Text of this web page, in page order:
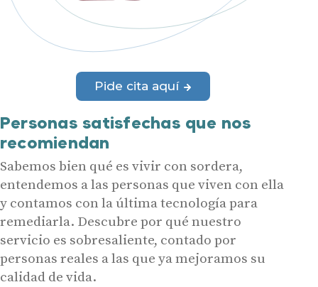
Pide cita aquí
Personas satisfechas que nos
recomiendan
Sabemos bien qué es vivir con sordera,
entendemos a las personas que viven con ella
y contamos con la última tecnología para
remediarla. Descubre por qué nuestro
servicio es sobresaliente, contado por
personas reales a las que ya mejoramos su
calidad de vida.